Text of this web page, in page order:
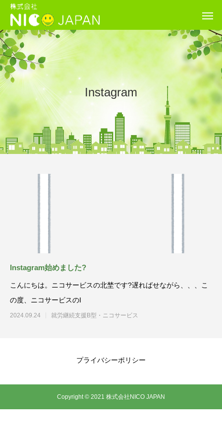
Instagram
Instagram始めました?
こんにちは。ニコサービスの北埜です?遅ればせながら、、、こ
の度、ニコサービスのI
2024.09.24 就労継続支援B型・ニコサービス
プライバシーポリシー
Copyright © 2021 株式会社NICO JAPAN